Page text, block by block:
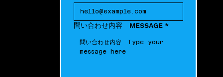
問い合わせ内容 MESSAGE *